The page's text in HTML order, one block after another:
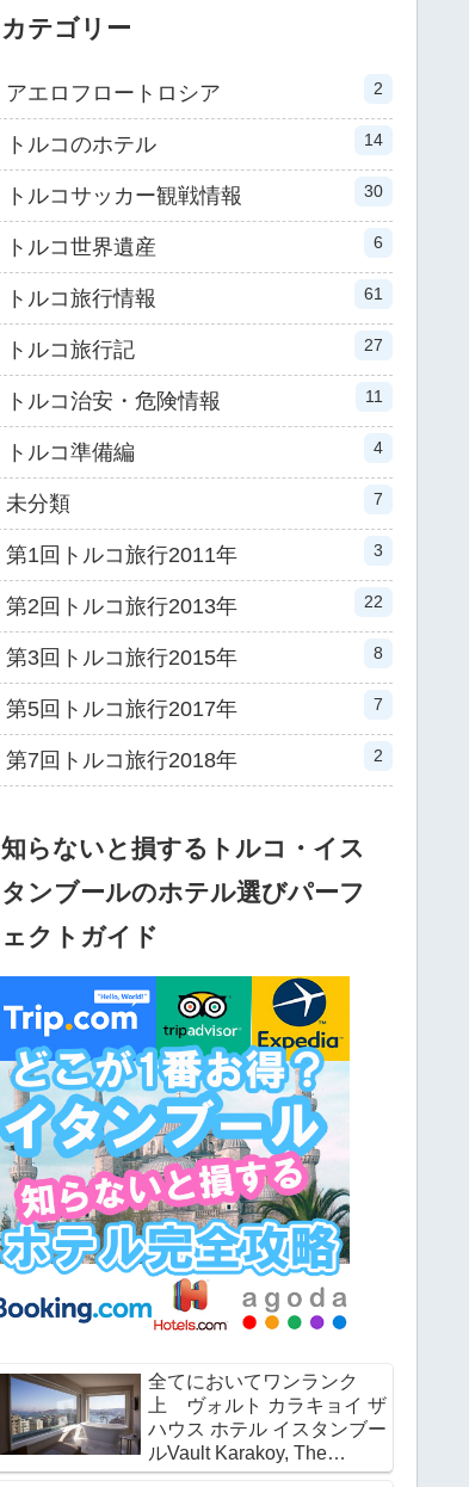
カテゴリー
アエロフロートロシア 2
トルコのホテル 14
トルコサッカー観戦情報 30
トルコ世界遺産 6
トルコ旅行情報 61
トルコ旅行記 27
トルコ治安・危険情報 11
トルコ準備編 4
未分類 7
第1回トルコ旅行2011年 3
第2回トルコ旅行2013年 22
第3回トルコ旅行2015年 8
第5回トルコ旅行2017年 7
第7回トルコ旅行2018年 2
知らないと損するトルコ・イス
タンブールのホテル選びパーフ
ェクトガイド
全てにおいてワンランク
上 ヴォルト カラキョイ ザ
ハウス ホテル イスタンブー
ルVault Karakoy, The
House Hotel